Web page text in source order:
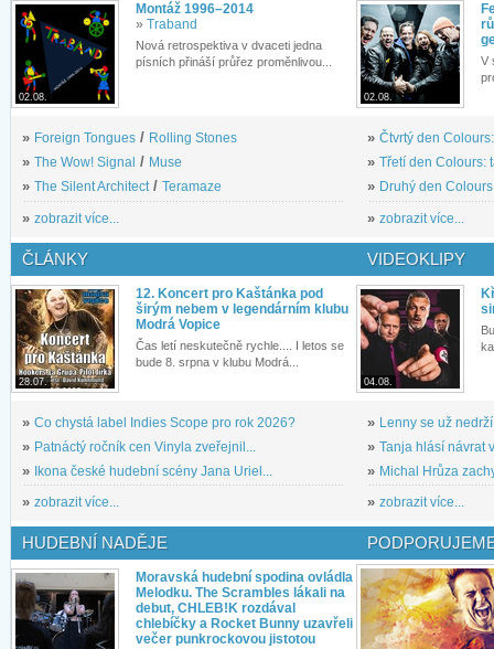
02.08.
Montáž 1996–2014
» Traband
Nová retrospektiva v dvaceti jedna
písních přináší průřez proměnlivou...
» Foreign Tongues / Rolling Stones
» The Wow! Signal / Muse
» The Silent Architect/ Teramaze
» zobrazit více...
02.08.
V
» Čtvrtý den
» Třetí den Colours:
» Druhý den
» zobrazit více...
ČLÁNKY
28.07.
12. Koncert pro Kaštánka pod
širým nebem v legendárním klubu
Modrá Vopice
Čas letí neskutečně rychle.... I letos se
bude 8. srpna v klubu Modrá...
» Co chystá label Indies Scope pro rok 2026?
» Patnáctý ročník cen Vinyla zveřejnil...
» Ikona české hudební scény Jana Uriel...
» zobrazit více...
VIDEOKLIPY
04.08.
» Lenny se už
» Tanja hlásí návrat
» Michal Hrůza
» zobrazit více...
HUDEBNÍ NADĚJE
Moravská hudební spodina ovládla
Melodku. The Scrambles lákali na
debut, CHLEB!K rozdával
chlebíčky a Rocket Bunny uzavřeli
večer punkrockovou jistotou